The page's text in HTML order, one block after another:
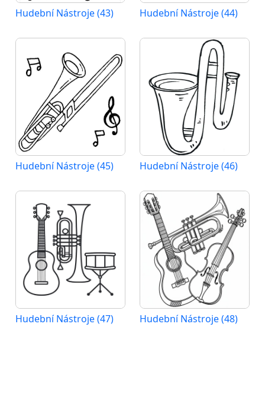
Hudební Nástroje (43) Hudební Nástroje (44)
Hudební Nástroje (45) Hudební Nástroje (46)
Hudební Nástroje (47) Hudební Nástroje (48)